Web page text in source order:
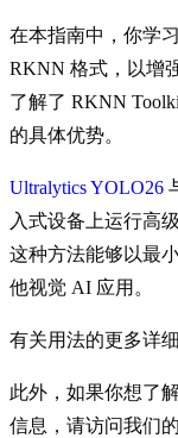
在本指南中，你学
RKNN 格式，以增
了解了 RKNN
的具体优势。
Ultralytics YOLO26
入式设备上运行高
这种方法能够以最
他视觉 AI 应用。
有关用法的更多详
此外，如果你想了
信息，请访问我们的